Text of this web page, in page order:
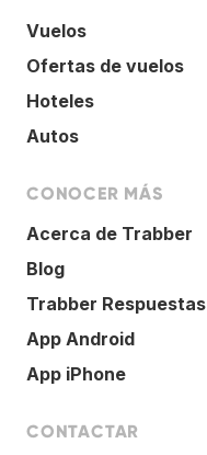
Vuelos
Ofertas de vuelos
Hoteles
Autos
CONOCER MÁS
Acerca de Trabber
Blog
Trabber Respuestas
App Android
App iPhone
CONTACTAR